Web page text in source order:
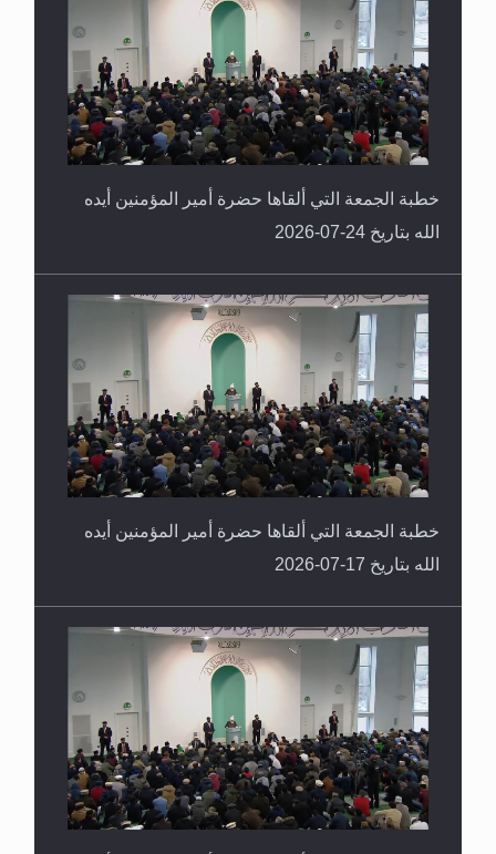
خطبة الجمعة التي ألقاها حضرة أمير المؤمنين أيده
الله بتاريخ 24-07-2026
خطبة الجمعة التي ألقاها حضرة أمير المؤمنين أيده
الله بتاريخ 17-07-2026